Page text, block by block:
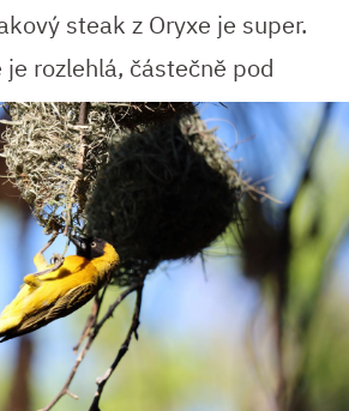
steak z Oryxe je super.
rozlehlá, částečně pod